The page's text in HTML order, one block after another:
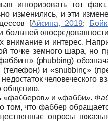
игнорировать тот
изменились, и эти
[Айсина, 2019;
большей
внимание и интерес.
точке земного шара, но
(phubbing)
и «snubbing»
человеческого
общению.
«фабберов» и «фабби».
том, что фаббер
опросы